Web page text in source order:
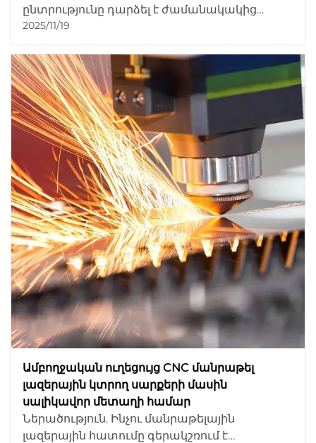
ընտրությունը դարձել է ժամանակակից
մետաղակազմող արտադրամասերի համար
ամենակարևոր որոշումներից մեկը: Քանի որ
մանրաթել լազերային տեխնոլոգիան ավելի
շատ արագությամբ, արդյունավետությամբ և
եզրի որակով փոխարինում է CO₂ և
պլազմային համակարգերին, ավելի շատ
արտադրողներ...
2025/11/19
Ամբողջական ուղեցույց CNC մանրաթել
լազերային կտրող սարքերի մասին
սալիկավոր մետաղի համար
Ներածություն. Ինչու մանրաթելային
լազերային հատումը գերակշռում է